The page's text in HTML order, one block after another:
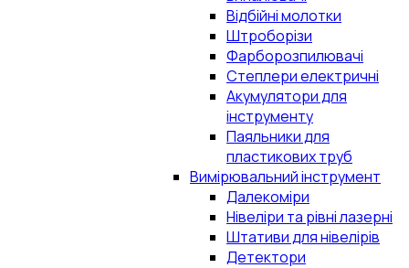
Відбійні молотки
Штроборізи
Фарборозпилювачі
Степлери електричні
Акумулятори для
інструменту
Паяльники для
пластикових труб
Вимірювальний інструмент
Далекоміри
Нівеліри та рівні лазерні
Штативи для нівелірів
Детектори